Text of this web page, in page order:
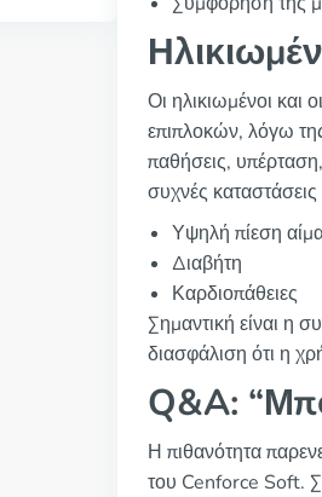
Οι ηλικιωμένοι και
επιπλοκών, λόγω
παθήσεις,
συχνές
Υψηλή πίεση
Διαβήτη
Καρδιοπάθειες
Σημαντική είναι η
διασφάλιση ότι η
Q&A:
Η πιθανότητα
του Cenforce Soft.